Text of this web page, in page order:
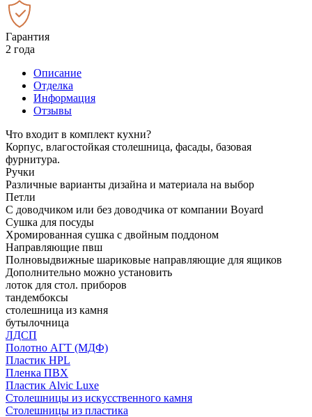
Гарантия
2 года
Описание
Отделка
Информация
Отзывы
Что входит в комплект кухни?
Корпус, влагостойкая столешница, фасады, базовая
фурнитура.
Ручки
Различные варианты дизайна и материала на выбор
Петли
С доводчиком или без доводчика от компании Boyard
Сушка для посуды
Хромированная сушка с двойным поддоном
Направляющие пвш
Полновыдвижные шариковые направляющие для ящиков
Дополнительно можно установить
лоток для стол. приборов
тандембоксы
столешница из камня
бутылочница
ЛДСП
Полотно АГТ (МДФ)
Пластик HPL
Пленка ПВХ
Пластик Alvic Luxe
Столешницы из искусственного камня
Столешницы из пластика